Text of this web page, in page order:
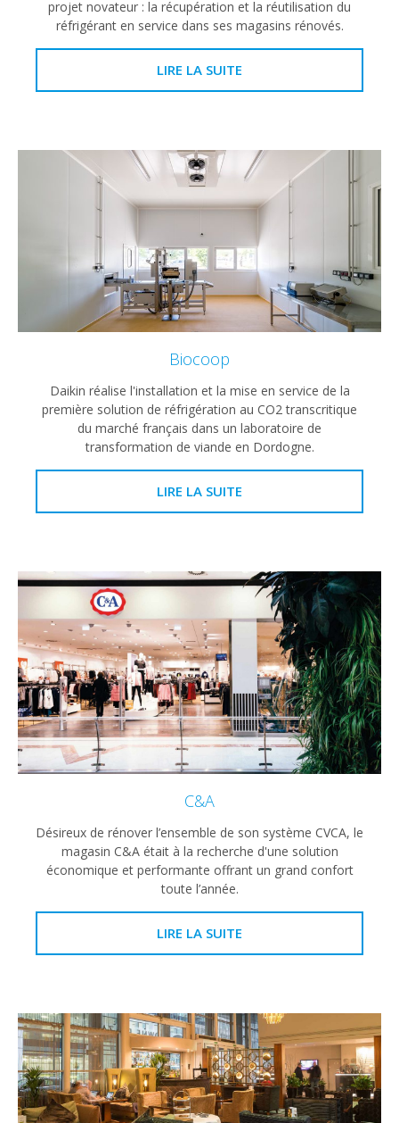
projet novateur : la récupération et la réutilisation du
réfrigérant en service dans ses magasins rénovés.
LIRE LA SUITE
Biocoop
Daikin réalise l'installation et la mise en service de la
première solution de réfrigération au CO2 transcritique
du marché français dans un laboratoire de
transformation de viande en Dordogne.
LIRE LA SUITE
C&A
Désireux de rénover l’ensemble de son système CVCA, le
magasin C&A était à la recherche d'une solution
économique et performante offrant un grand confort
toute l’année.
LIRE LA SUITE